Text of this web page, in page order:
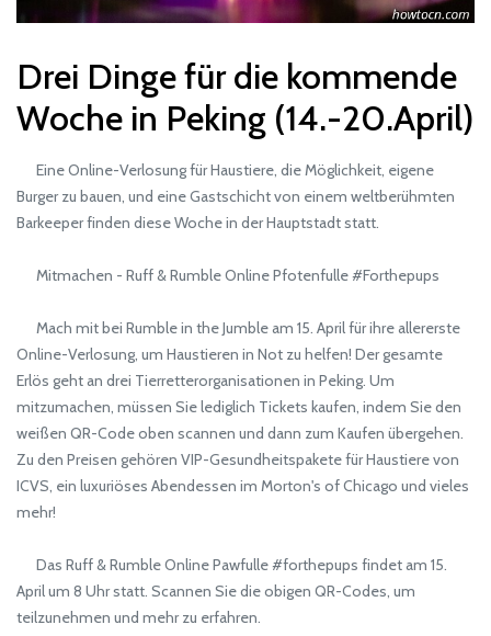
Drei Dinge für die kommende
Woche in Peking (14.-20.April)
Eine Online-Verlosung für Haustiere, die Möglichkeit, eigene
Burger zu bauen, und eine Gastschicht von einem weltberühmten
Barkeeper finden diese Woche in der Hauptstadt statt.
Mitmachen - Ruff & Rumble Online Pfotenfulle #Forthepups
Mach mit bei Rumble in the Jumble am 15. April für ihre allererste
Online-Verlosung, um Haustieren in Not zu helfen! Der gesamte
Erlös geht an drei Tierretterorganisationen in Peking. Um
mitzumachen, müssen Sie lediglich Tickets kaufen, indem Sie den
weißen QR-Code oben scannen und dann zum Kaufen übergehen.
Zu den Preisen gehören VIP-Gesundheitspakete für Haustiere von
ICVS, ein luxuriöses Abendessen im Morton's of Chicago und vieles
mehr!
Das Ruff & Rumble Online Pawfulle #forthepups findet am 15.
April um 8 Uhr statt. Scannen Sie die obigen QR-Codes, um
teilzunehmen und mehr zu erfahren.